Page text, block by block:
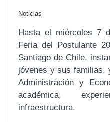
Noticias
Hasta el miércoles 7
Feria del Postulante
Santiago de Chile,
jóvenes y sus familias,
Administración y
académica,
infraestructura.